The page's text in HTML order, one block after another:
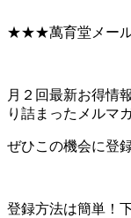
★★★萬育堂メー
月２回最新お得情
り詰まったメルマ
ぜひこの機会に登
登録方法は簡単！